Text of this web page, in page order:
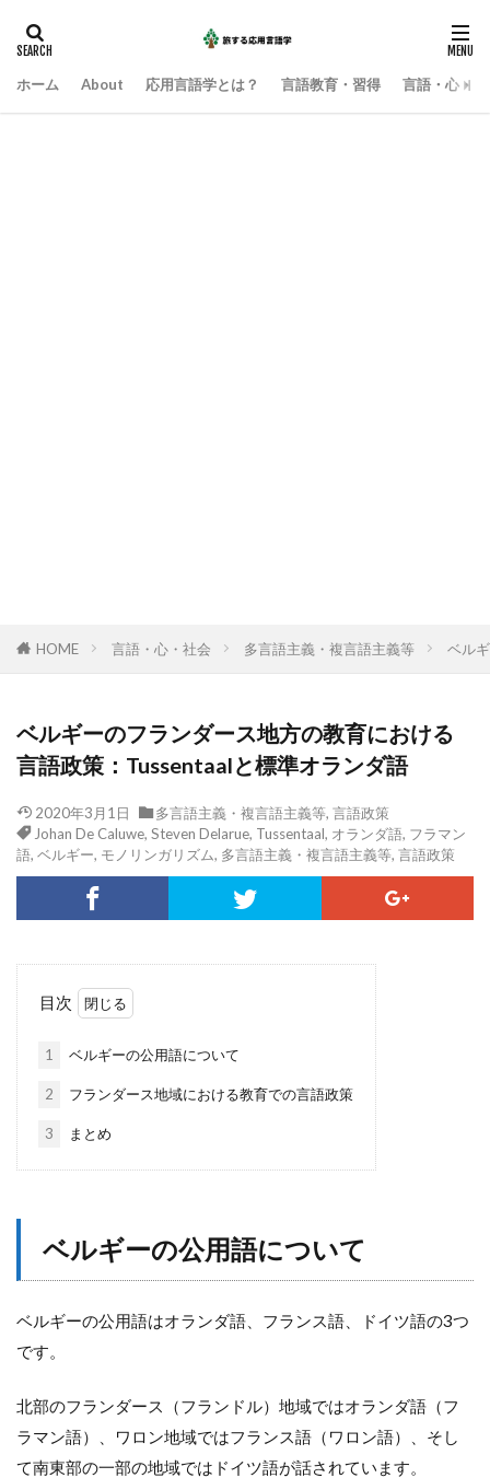
ホーム About 応用言語学とは？ 言語教育・習得 言語・心・
HOME 言語・心・社会 多言語主義・複言語主義等 ベル
ベルギーのフランダース地方の教育における
言語政策：Tussentaalと標準オランダ語
2020年3月1日 多言語主義・複言語主義等, 言語政策
Johan De Caluwe, Steven Delarue, Tussentaal, オランダ語, フラマン
語, ベルギー, モノリンガリズム, 多言語主義・複言語主義等, 言語政策
目次
1 ベルギーの公用語について
2 フランダース地域における教育での言語政策
3 まとめ
ベルギーの公用語について
ベルギーの公用語はオランダ語、フランス語、ドイツ語の3つ
です。
北部のフランダース（フランドル）地域ではオランダ語（フ
ラマン語）、ワロン地域ではフランス語（ワロン語）、そし
て南東部の一部の地域ではドイツ語が話されています。